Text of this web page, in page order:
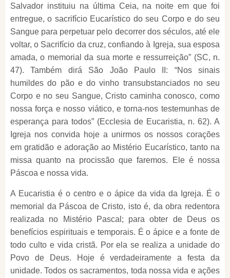
Salvador instituiu na última Ceia, na noite em que foi
entregue, o sacrifício Eucarístico do seu Corpo e do seu
Sangue para perpetuar pelo decorrer dos séculos, até ele
voltar, o Sacrifício da cruz, confiando à Igreja, sua esposa
amada, o memorial da sua morte e ressurreição” (SC, n.
47). Também dirá São João Paulo II: “Nos sinais
humildes do pão e do vinho transubstanciados no seu
Corpo e no seu Sangue, Cristo caminha conosco, como
nossa força e nosso viático, e torna-nos testemunhas de
esperança para todos” (Ecclesia de Eucaristia, n. 62). A
Igreja nos convida hoje a unirmos os nossos corações
em gratidão e adoração ao Mistério Eucarístico, tanto na
missa quanto na procissão que faremos. Ele é nossa
Páscoa e nossa vida.
A Eucaristia é o centro e o ápice da vida da Igreja. É o
memorial da Páscoa de Cristo, isto é, da obra redentora
realizada no Mistério Pascal; para obter de Deus os
benefícios espirituais e temporais. É o ápice e a fonte de
todo culto e vida cristã. Por ela se realiza a unidade do
Povo de Deus. Hoje é verdadeiramente a festa da
unidade. Todos os sacramentos, toda nossa vida e ações